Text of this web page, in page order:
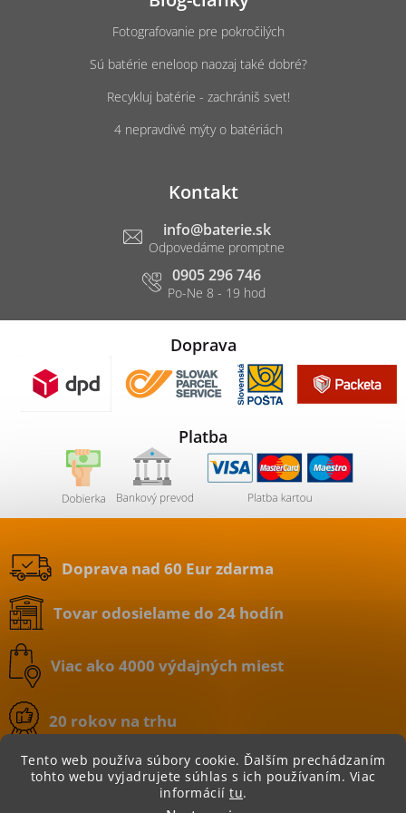
Tento web používa súbory cookie. Ďalším prechádzaním
tohto webu vyjadrujete súhlas s ich používaním. Viac
informácií tu.
Fotografovanie pre pokročilých
Sú batérie eneloop naozaj také dobré?
Recykluj batérie - zachrániš svet!
4 nepravdivé mýty o batériách
Kontakt
info@baterie.sk
0905 296 746
Doprava
Platba
Doprava nad 60 Eur zdarma
Tovar odosielame do 24 hodín
Viac ako 4000 výdajných miest
20 rokov na trhu